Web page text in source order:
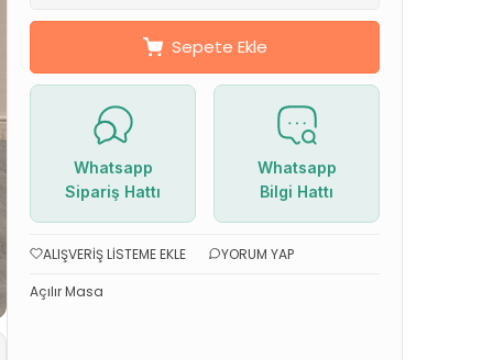
Sepete Ekle
Whatsapp
Sipariş Hattı
Whatsapp
Bilgi Hattı
ALIŞVERIŞ LISTEME EKLE
YORUM YAP
Açılır Masa